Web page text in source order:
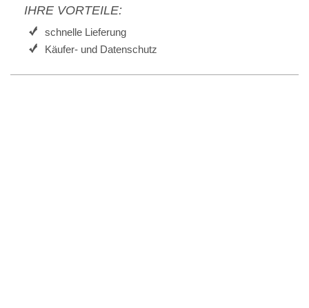
IHRE VORTEILE:
schnelle Lieferung
Käufer- und Datenschutz